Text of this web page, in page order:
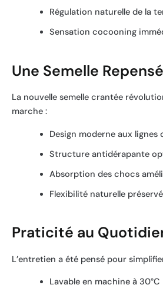
Régulation naturelle de la
Sensation cocooning
Une Semelle
La nouvelle semelle crantée
marche :
Design moderne aux lignes
Structure antidérapante
Absorption des chocs
Flexibilité naturelle
Praticité au
L’entretien a été pensé pour
Lavable en machine à 30°C